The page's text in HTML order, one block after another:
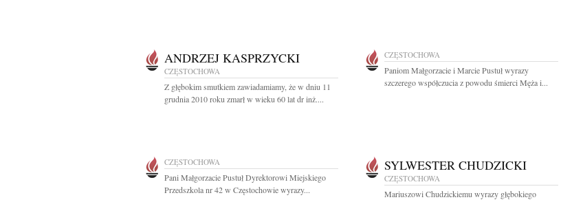
ANDRZEJ KASPRZYCKI
CZĘSTOCHOWA
Z głębokim smutkiem zawiadamiamy, że w dniu 11
grudnia 2010 roku zmarł w wieku 60 lat dr inż....
CZĘSTOCHOWA
Paniom Małgorzacie i Marcie Pustuł wyrazy
szczerego współczucia z powodu śmierci Męża i...
CZĘSTOCHOWA
Pani Małgorzacie Pustuł Dyrektorowi Miejskiego
Przedszkola nr 42 w Częstochowie wyrazy...
SYLWESTER CHUDZICKI
CZĘSTOCHOWA
Mariuszowi Chudzickiemu wyrazy głębokiego